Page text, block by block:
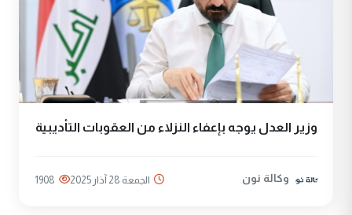
وزير العدل يوجه بإعفاء النزلاء من العقوبات التأديبية
وكالة نون الجمعة 28 آذار 2025 1908